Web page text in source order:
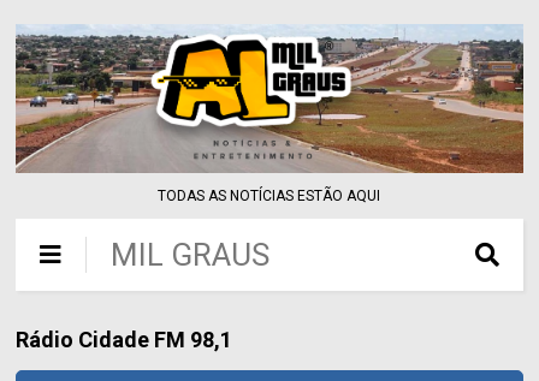
TODAS AS NOTÍCIAS ESTÃO AQUI
MIL GRAUS
Rádio Cidade FM 98,1